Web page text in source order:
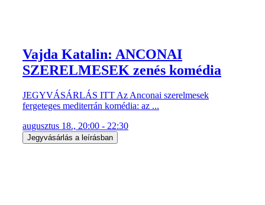
Vajda Katalin: ANCONAI
SZERELMESEK zenés komédia
JEGYVÁSÁRLÁS ITT Az Anconai szerelmesek
fergeteges mediterrán komédia: az ...
augusztus 18., 20:00 - 22:30
Jegyvásárlás a leírásban